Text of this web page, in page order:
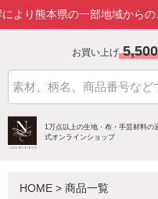
本県の一部地域からのご注文
お買い上げ
1万点以上の生地・布・手芸材料の
式オンラインショップ
HOME > 商品一覧